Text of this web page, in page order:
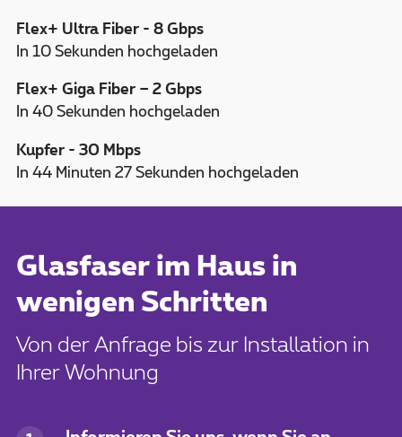
Flex+ Ultra Fiber - 8 Gbps
In 10 Sekunden hochgeladen
Flex+ Giga Fiber – 2 Gbps
In 40 Sekunden hochgeladen
Kupfer - 30 Mbps
In 44 Minuten 27 Sekunden hochgeladen
Glasfaser im Haus in
wenigen Schritten
Von der Anfrage bis zur Installation in
Ihrer Wohnung